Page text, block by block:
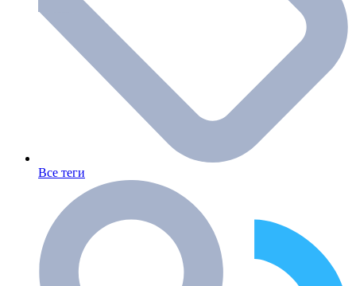
Все теги